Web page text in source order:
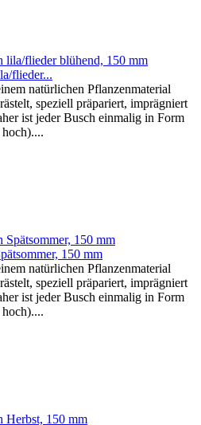
flieder...
natürlichen Pflanzenmaterial
speziell präpariert, imprägniert
ist jeder Busch einmalig in Form
150 mm
natürlichen Pflanzenmaterial
speziell präpariert, imprägniert
ist jeder Busch einmalig in Form